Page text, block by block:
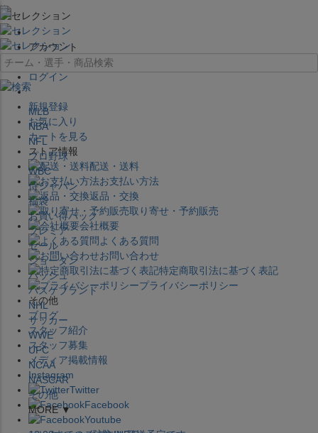
×
アカウント
ログイン
新規登録
お気に入り
カートを見る
ストア情報
配送・送料
お支払い方法
返品・交換
取り寄せ・予約販売
会社概要
よくある質問
お問い合わせ
特定商取引法に基づく表記
プライバシーポリシー
その他
ブログ
スタッフ紹介
スタッフ募集
メディア掲載情報
Instagram
Twitter
Facebook
Youtube
MLB
NBA
NFL
プロ野球
WBC
侍ジャパン
福袋
お買い得パック
プレミア
セール
ジョーダン
バッシュ
バスケブランド
NHL
サッカー
WWE
UFC
NCAA
NASCAR
その他
MORE ▼